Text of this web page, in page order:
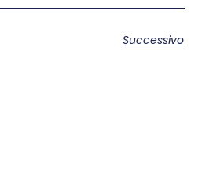
Successivo